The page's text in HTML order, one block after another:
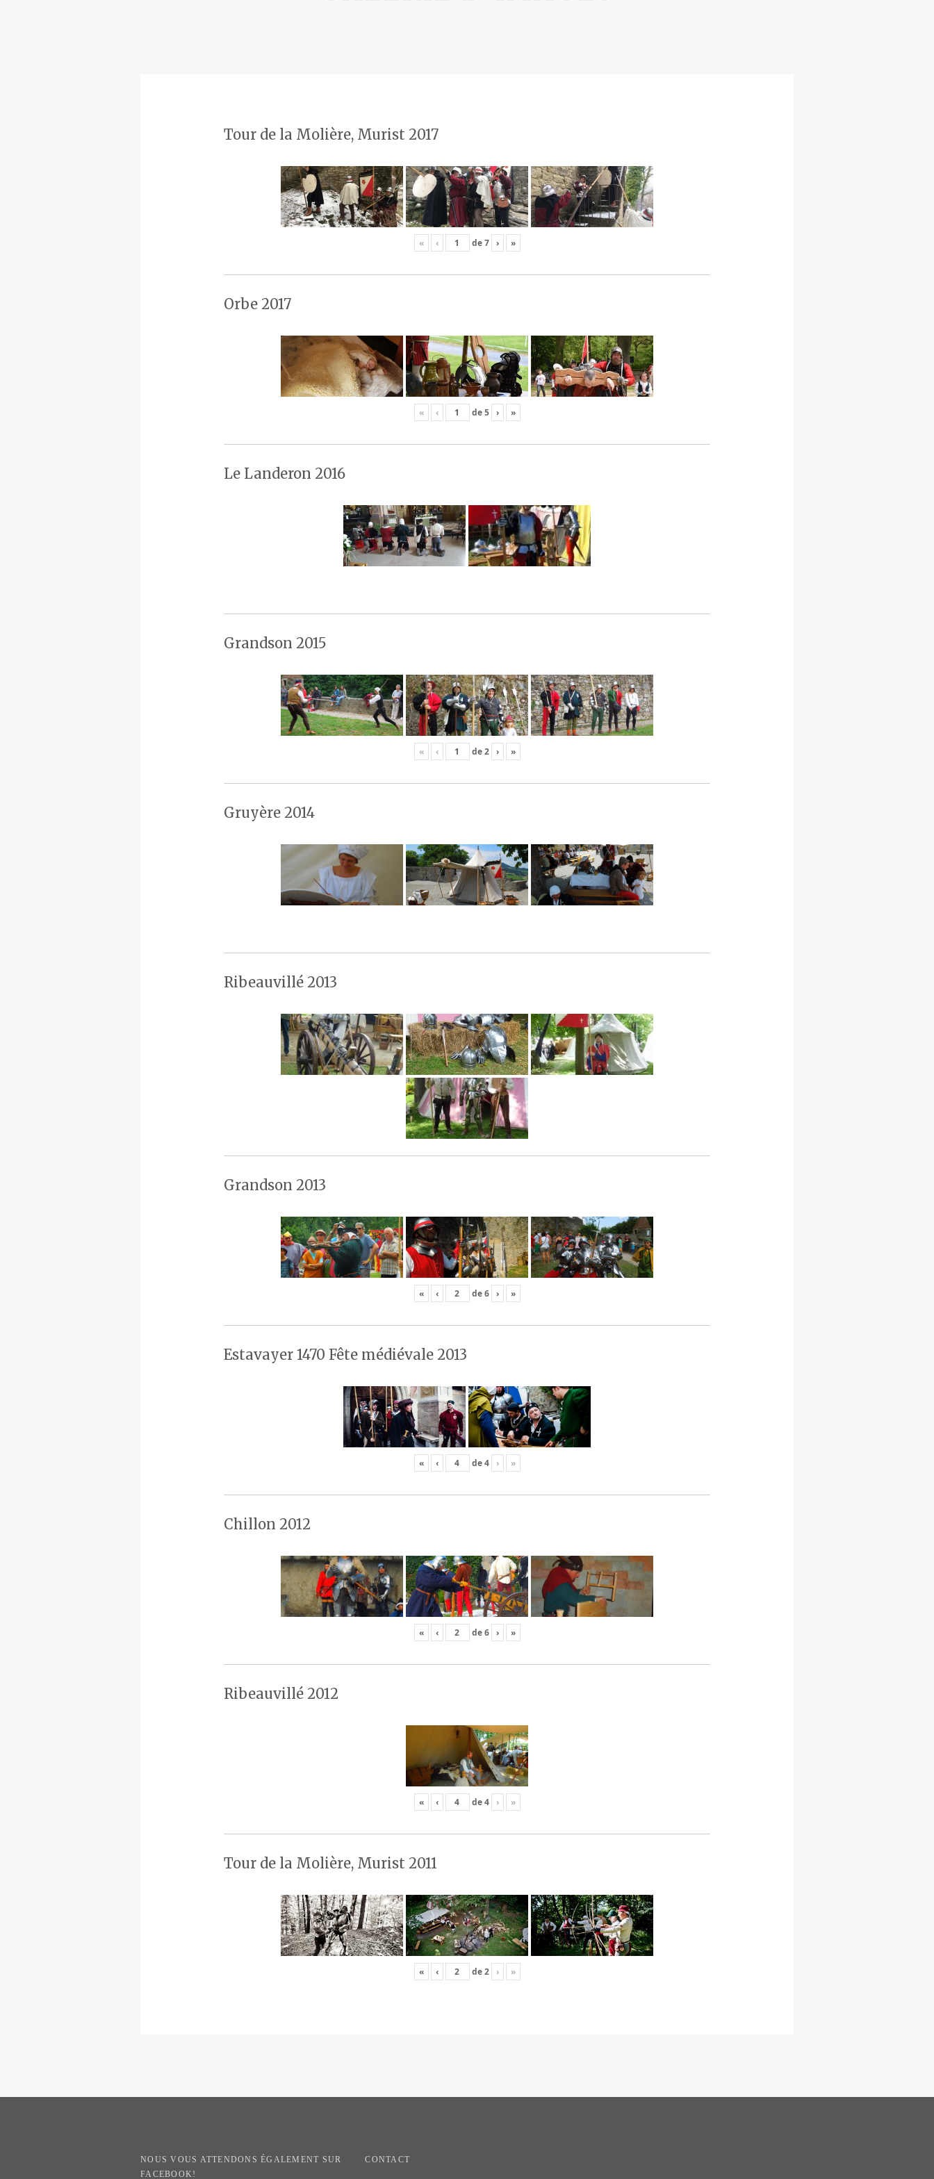
Tour de la Molière, Murist 2017
« ‹ de7 › »
Orbe 2017
« ‹ de5 › »
Le Landeron 2016
Grandson 2015
« ‹ de2 › »
Gruyère 2014
Ribeauvillé 2013
Grandson 2013
« ‹ de6 › »
Estavayer 1470 Fête médiévale 2013
« ‹ de4 › »
Chillon 2012
« ‹ de6 › »
Ribeauvillé 2012
« ‹ de4 › »
Tour de la Molière, Murist 2011
« ‹ de2 › »
NOUS VOUS ATTENDONS ÉGALEMENT SUR
FACEBOOK!
CONTACT